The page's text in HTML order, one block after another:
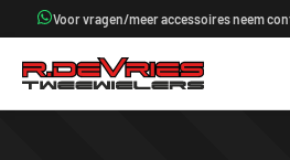
Voor vragen/meer accessoires neem